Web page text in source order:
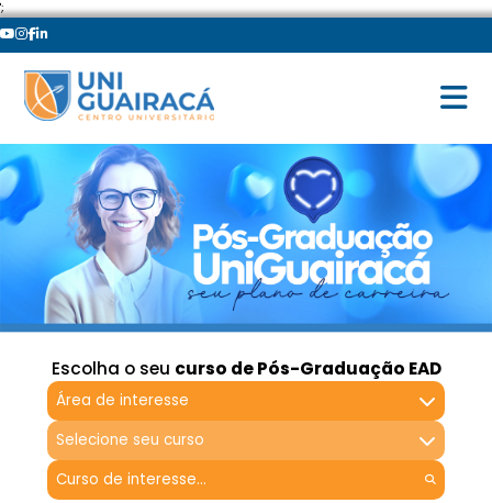
';
Escolha o seu curso de Pós-Graduação EAD
Área de interesse
Selecione seu curso